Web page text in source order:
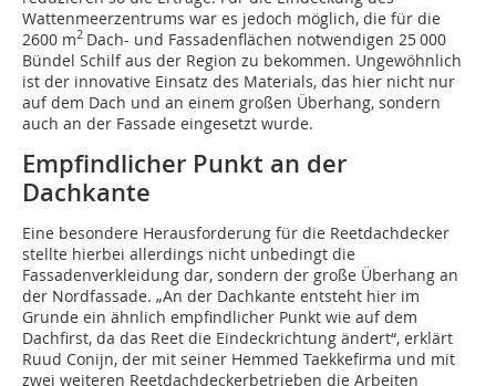
Wattenmeerzentrums war es jedoch möglich, die für die
2600 m2 Dach- und Fassadenflächen notwendigen 25 000
Bündel Schilf aus der Region zu bekommen. Ungewöhnlich
ist der innovative Einsatz des Materials, das hier nicht nur
auf dem Dach und an einem großen Überhang, sondern
auch an der Fassade eingesetzt wurde.
Empfindlicher Punkt an der
Dachkante
Eine besondere Herausforderung für die Reetdachdecker
stellte hierbei allerdings nicht unbedingt die
Fassadenverkleidung dar, sondern der große Überhang an
der Nordfassade. „An der Dachkante entsteht hier im
Grunde ein ähnlich empfindlicher Punkt wie auf dem
Dachfirst, da das Reet die Eindeckrichtung ändert“, erklärt
Ruud Conijn, der mit seiner Hemmed Taekkefirma und mit
zwei weiteren Reetdachdeckerbetrieben die Arbeiten